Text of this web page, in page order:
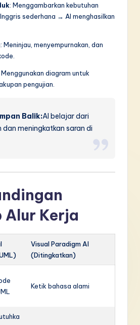
: Menggambarkan kebutuhan
sederhana → AI menghasilkan
: Meninjau, menyempurnakan, dan
Menggunakan diagram untuk
pengujian.
Balik:AI belajar dari
meningkatkan saran di
Alur Kerja
Visual Paradigm AI
(Ditingkatkan)
Ketik bahasa alami